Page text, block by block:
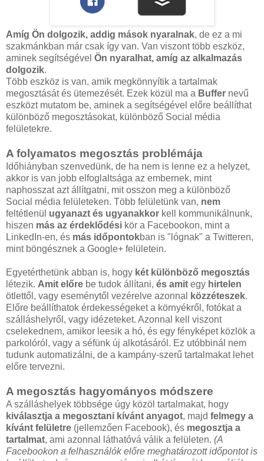
Amíg Ön dolgozik, addig mások nyaralnak, de ez a mi
szakmánkban már csak így van. Van viszont több eszköz,
aminek segítségével Ön nyaralhat, amíg az alkalmazás
dolgozik.
Több eszköz is van, amik megkönnyítik a tartalmak
megosztását és ütemezését. Ezek közül ma a Buffer nevű
eszközt mutatom be, aminek a segítségével előre beállíthat
különböző megosztásokat, különböző Social média
felületekre.
A folyamatos megosztás problémája
Időhiányban szenvedünk, de ha nem is lenne ez a helyzet,
akkor is van jobb elfoglaltsága az embernek, mint
naphosszat azt állítgatni, mit osszon meg a különböző
Social média felületeken. Több felületünk van, nem
feltétlenül ugyanazt és ugyanakkor kell kommunikálnunk,
hiszen más az érdeklődési kör a Facebookon, mint a
LinkedIn-en, és más időpontokban is "lógnak" a Twitteren,
mint böngésznek a Google+ felületein.
Egyetérthetünk abban is, hogy két különböző megosztás
létezik. Amit előre be tudok állítani, és amit egy hirtelen
ötlettől, vagy eseménytől vezérelve azonnal
közzéteszek.
Előre beállíthatok érdekességeket a környékről, fotókat a
szálláshelyről, vagy idézeteket. Azonnal kell viszont
cselekednem, amikor leesik a hó, és egy fényképet közlök a
parkolóról, vagy a séfünk új alkotásáról. Ez utóbbinál nem
tudunk automatizálni, de a kampány-szerű tartalmakat lehet
előre tervezni.
A megosztás hagyományos módszere
A szálláshelyek többsége úgy közöl tartalmakat, hogy
kiválasztja a megosztani kívánt anyagot, majd felmegy a
kívánt felületre (jellemzően Facebook), és megosztja a
tartalmat, ami azonnal láthatóvá válik a felületen. (A
Facebookon a felhasználók előre meghatározott időpontot is